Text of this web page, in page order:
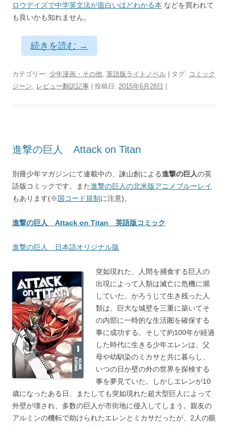
ロウデイズで中学英文法が面白いほどわかる本 などを買われて
も良いかも知れません。
続きを読む →
カテゴリー: 少年漫画・その他, 英語版ライトノベル | タグ: コミック
ジーン, レビュー翻訳記事 | 投稿日: 2015年6月28日
進撃の巨人 Attack on Titan
別冊少年マガジンにて連載中の、諫山創による進撃の巨人の英
語版コミックです。また進撃の巨人の北米版アニメブルーレイ
もあります(※ 国コード規制 に注意)。
進撃の巨人 Attack on Titan 英語版コミック
進撃の巨人 日本語オリジナル版
突如現れた、人間を捕食する巨人の
出現によって人類は滅亡に危機に瀕
していた。かろうじて生き残った人
類は、巨大な城壁を三重に築いてそ
の内部に一時的な生活圏を確保する
事に成功する。そして約100年が経過
した時代に生きる少年エレンは、父
母や幼馴染のミカサと共に暮らし、
いつの日か壁の外の世界を探検する
事を夢見ていた。しかしエレンが10
歳になったある日、またしても突如現れた超大型巨人によって
外壁が壊され、多数の巨人が市街地に侵入してしまう。親友の
アルミンの機転で助けられたエレンとミカサだったが、2人の眼